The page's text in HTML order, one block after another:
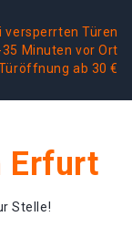
Türen
Minuten vor Ort
ab 30 €
Erfurt
Stelle!